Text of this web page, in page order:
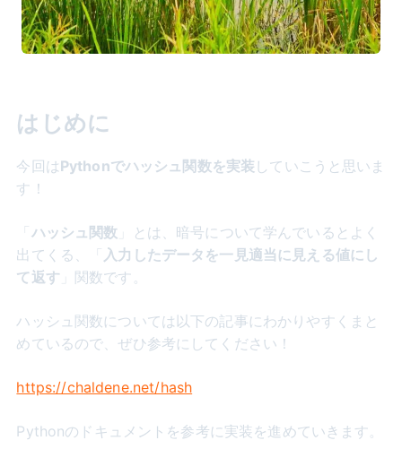
はじめに
今回はPythonでハッシュ関数を実装 していこうと思いま
す！
「 ハッシュ関数 」とは、暗号について学んでいるとよく
出てくる、「 入力したデータを一見適当に見える値にし
て返す」関数です。
ハッシュ関数については以下の記事にわかりやすくまと
めているので、ぜひ参考にしてください！
https://chaldene.net/hash
Pythonのドキュメントを参考に実装を進めていきます。